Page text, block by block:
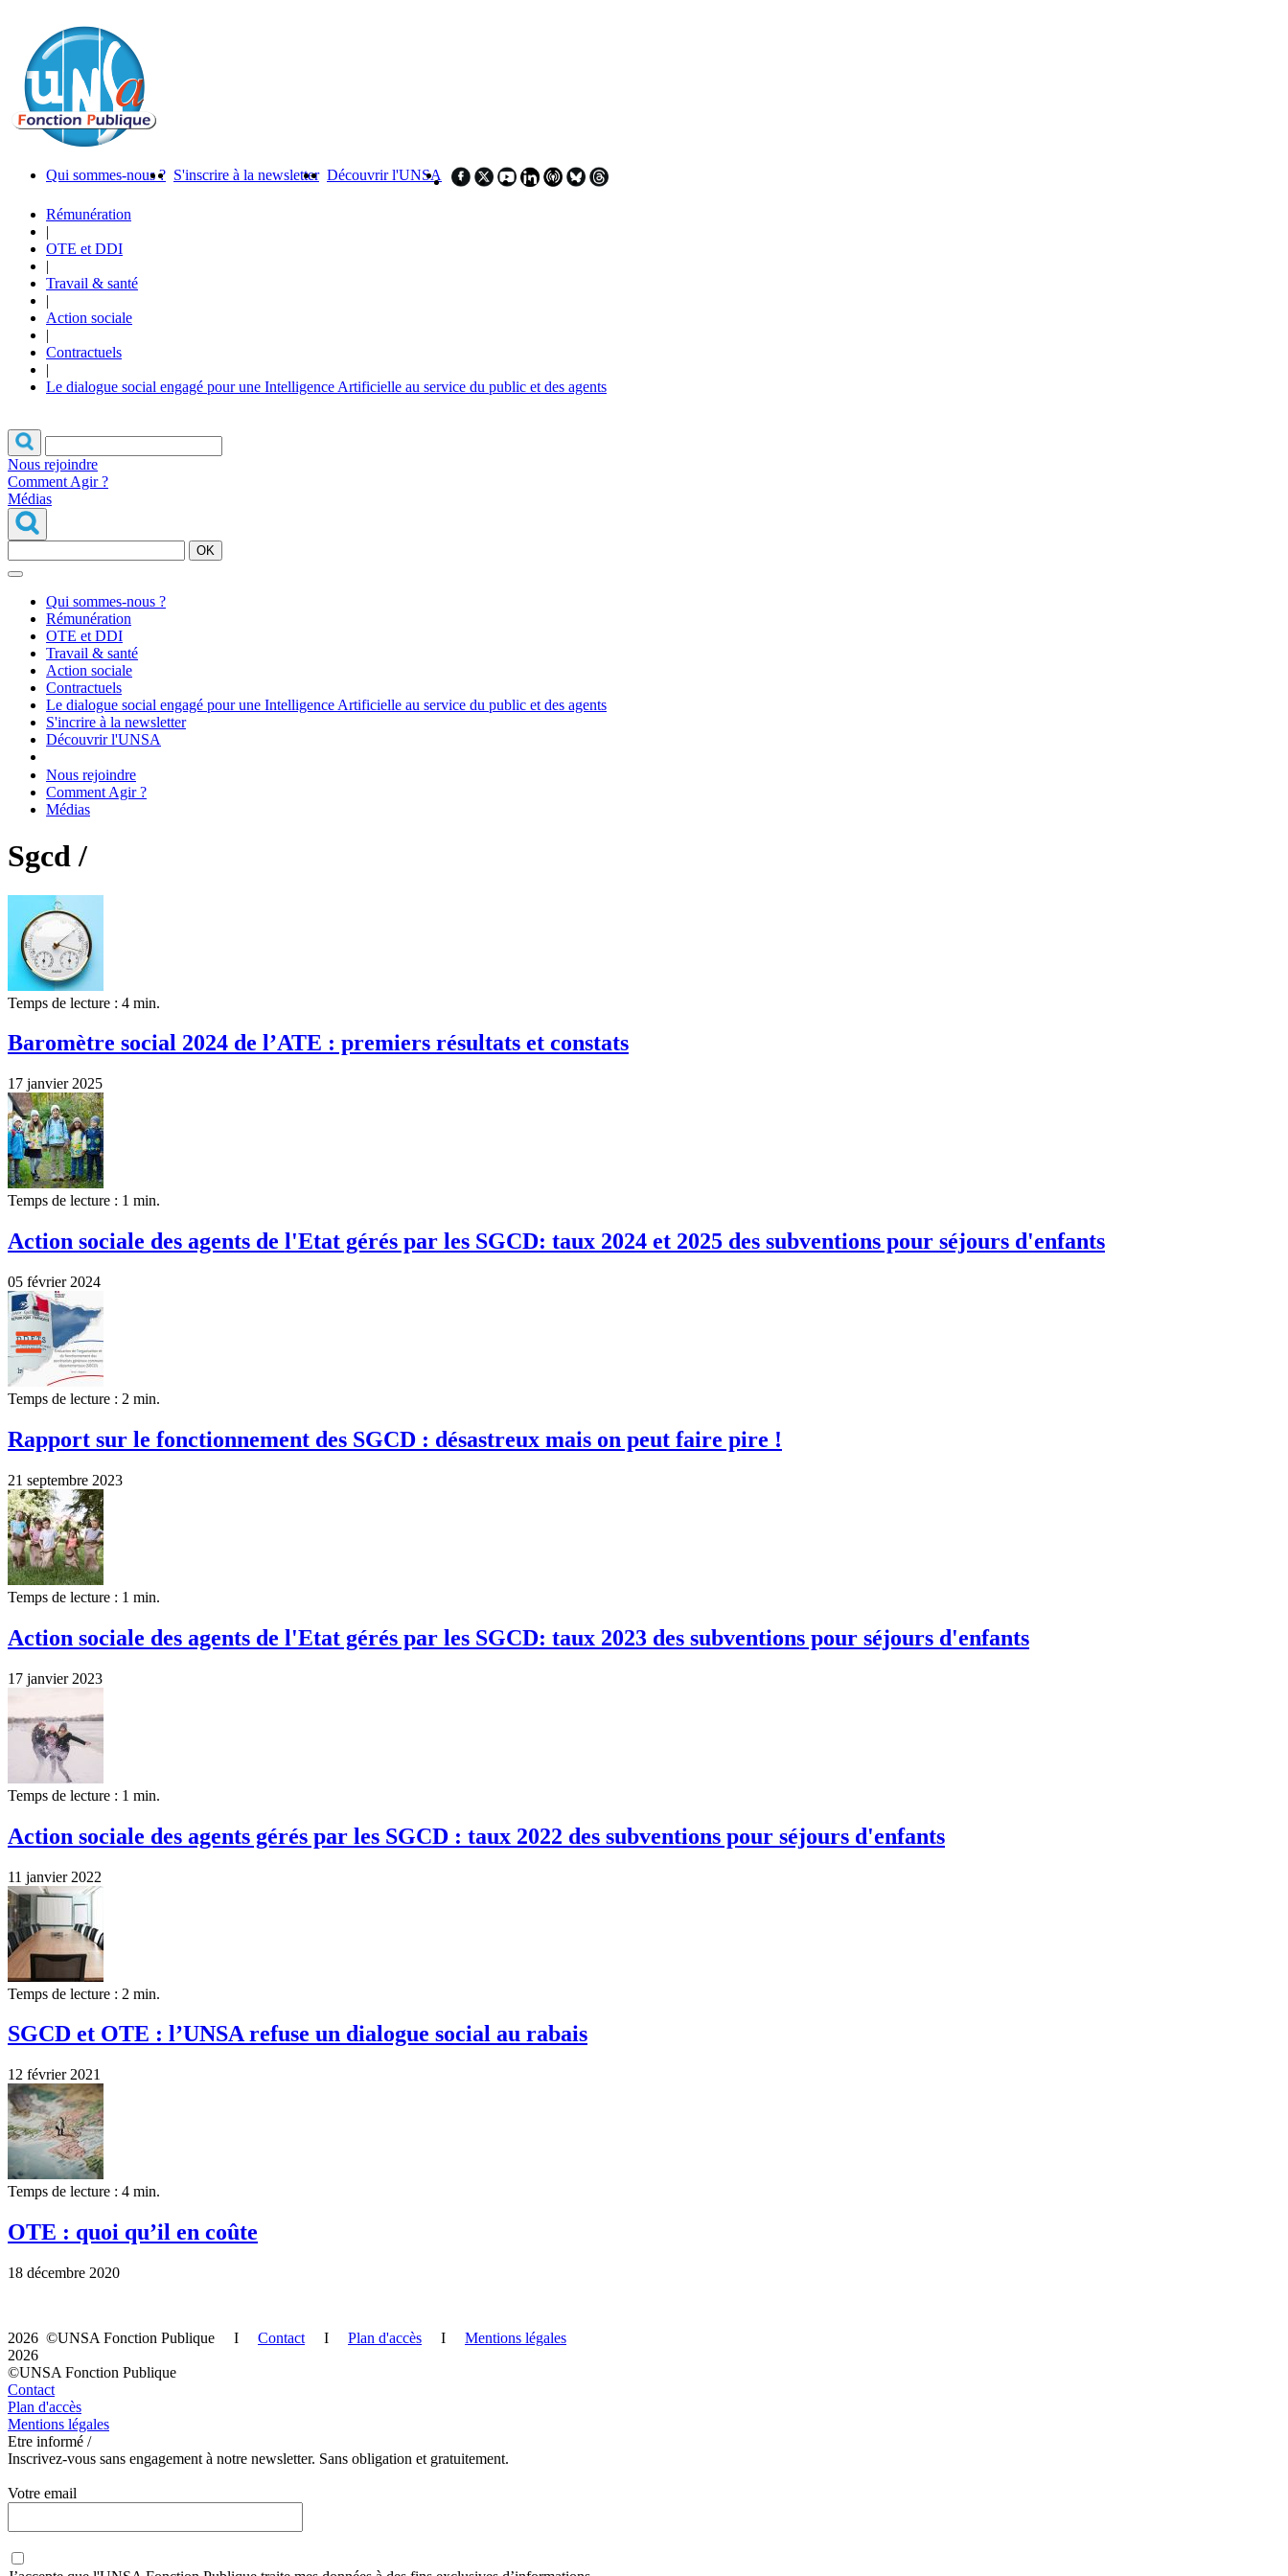
Qui sommes-nous ? S'inscrire à la newsletter Découvrir l'UNSA
Rémunération
|
OTE et DDI
|
Travail & santé
|
Action sociale
|
Contractuels
|
Le dialogue social engagé pour une Intelligence Artificielle au service du public et des agents
Nous rejoindre
Comment Agir ?
Médias
OK
Qui sommes-nous ?
Rémunération
OTE et DDI
Travail & santé
Action sociale
Contractuels
Le dialogue social engagé pour une Intelligence Artificielle au service du public et des agents
S'incrire à la newsletter
Découvrir l'UNSA
Nous rejoindre
Comment Agir ?
Médias
Sgcd /
Temps de lecture : 4 min.
Baromètre social 2024 de l’ATE : premiers résultats et constats
17 janvier 2025
Temps de lecture : 1 min.
Action sociale des agents de l'Etat gérés par les SGCD: taux 2024 et 2025 des subventions pour séjours d'enfants
05 février 2024
Temps de lecture : 2 min.
Rapport sur le fonctionnement des SGCD : désastreux mais on peut faire pire !
21 septembre 2023
Temps de lecture : 1 min.
Action sociale des agents de l'Etat gérés par les SGCD: taux 2023 des subventions pour séjours d'enfants
17 janvier 2023
Temps de lecture : 1 min.
Action sociale des agents gérés par les SGCD : taux 2022 des subventions pour séjours d'enfants
11 janvier 2022
Temps de lecture : 2 min.
SGCD et OTE : l’UNSA refuse un dialogue social au rabais
12 février 2021
Temps de lecture : 4 min.
OTE : quoi qu’il en coûte
18 décembre 2020
2026 ©UNSA Fonction Publique I Contact I Plan d'accès I Mentions légales
2026
©UNSA Fonction Publique
Contact
Plan d'accès
Mentions légales
Etre informé /
Inscrivez-vous sans engagement à notre newsletter. Sans obligation et gratuitement.
Votre email